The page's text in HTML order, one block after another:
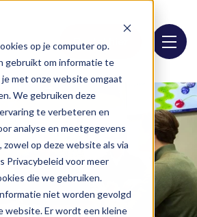
op je computer op.
gebruikt om informatie te
met onze website omgaat
We gebruiken deze
te verbeteren en
analyse en meetgegevens
zowel op deze website als via
Privacybeleid voor meer
die we gebruiken.
niet worden gevolgd
website. Er wordt een kleine
Bestel hier